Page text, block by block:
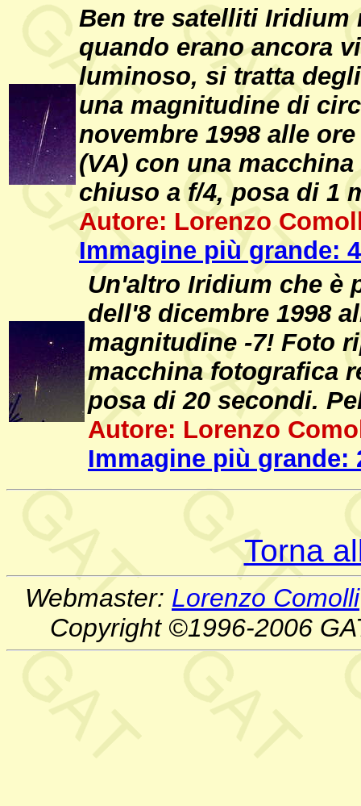
Ben tre satelliti
quando erano ancora
luminoso, si tratta
una magnitudine di
novembre 1998 alle
(VA) con una
chiuso a f/4, posa di 1
Autore: Lorenzo
Immagine più grande:
Un'altro Iridium che è
dell'8 dicembre 1998
magnitudine -7! Foto
macchina fotografica
posa di 20 secondi.
Autore: Lorenzo
Immagine più grande:
Torna
Webmaster: Lorenzo Comolli
Copyright ©1996-2006